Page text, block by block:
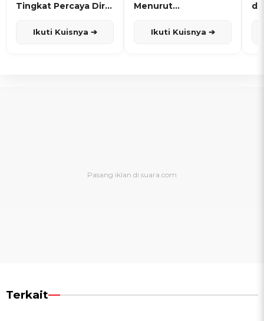
Tingkat Percaya Diri
Ikuti Kuisnya ➔
Menurut
Ikuti Kuisnya ➔
Terkait